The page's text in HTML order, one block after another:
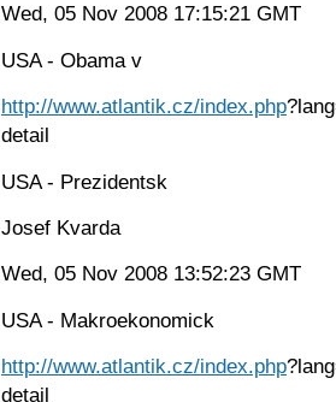
Wed, 05 Nov 2008 17:15:21 GMT
USA - Obama v
http://www.atlantik.cz/index.php
detail
USA - Prezidentsk
Josef Kvarda
Wed, 05 Nov 2008 13:52:23 GMT
USA - Makroekonomick
http://www.atlantik.cz/index.php
detail